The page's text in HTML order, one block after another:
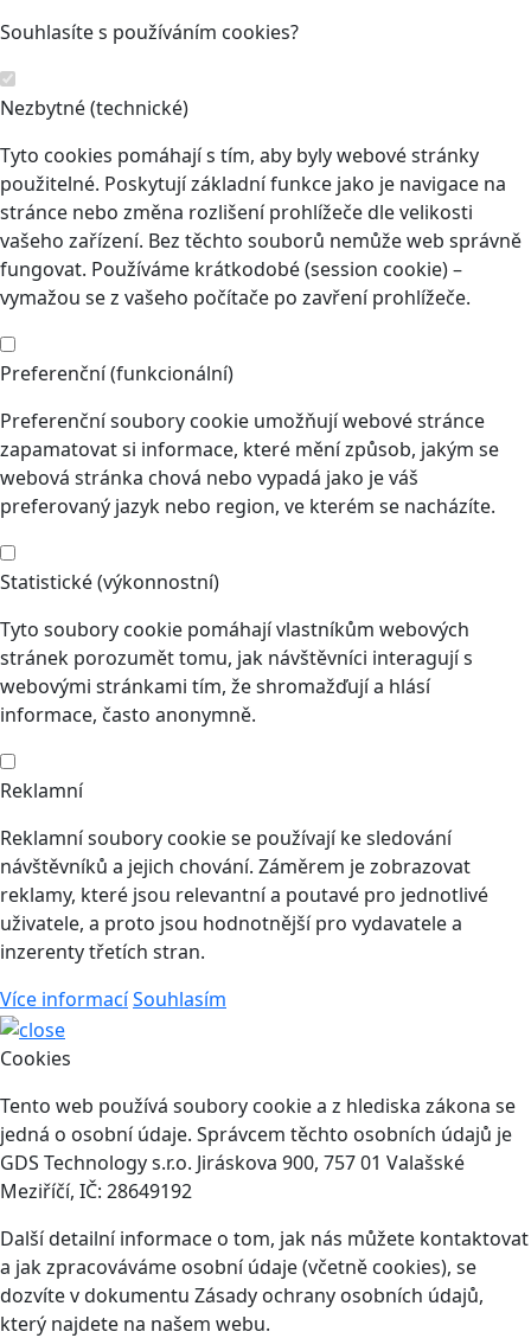
Souhlasíte s používáním cookies?
Nezbytné (technické)
Tyto cookies pomáhají s tím, aby byly webové stránky
použitelné. Poskytují základní funkce jako je navigace na
stránce nebo změna rozlišení prohlížeče dle velikosti
vašeho zařízení. Bez těchto souborů nemůže web správně
fungovat. Používáme krátkodobé (session cookie) –
vymažou se z vašeho počítače po zavření prohlížeče.
Preferenční (funkcionální)
Preferenční soubory cookie umožňují webové stránce
zapamatovat si informace, které mění způsob, jakým se
webová stránka chová nebo vypadá jako je váš
preferovaný jazyk nebo region, ve kterém se nacházíte.
Statistické (výkonnostní)
Tyto soubory cookie pomáhají vlastníkům webových
stránek porozumět tomu, jak návštěvníci interagují s
webovými stránkami tím, že shromažďují a hlásí
informace, často anonymně.
Reklamní
Reklamní soubory cookie se používají ke sledování
návštěvníků a jejich chování. Záměrem je zobrazovat
reklamy, které jsou relevantní a poutavé pro jednotlivé
uživatele, a proto jsou hodnotnější pro vydavatele a
inzerenty třetích stran.
Více informacíSouhlasím
Cookies
Tento web používá soubory cookie a z hlediska zákona se
jedná o osobní údaje. Správcem těchto osobních údajů je
GDS Technology s.r.o. Jiráskova 900, 757 01 Valašské
Meziříčí, IČ: 28649192
Další detailní informace o tom, jak nás můžete kontaktovat
a jak zpracováváme osobní údaje (včetně cookies), se
dozvíte v dokumentu Zásady ochrany osobních údajů,
který najdete na našem webu.